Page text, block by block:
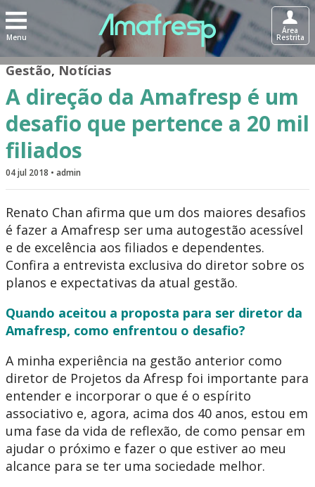
Menu
Área
Restrita
Gestão,Notícias
A direção da Amafresp é um
desafio que pertence a 20 mil
filiados
04 jul 2018 • admin
Renato Chan afirma que um dos maiores desafios
é fazer a Amafresp ser uma autogestão acessível
e de excelência aos filiados e dependentes.
Confira a entrevista exclusiva do diretor sobre os
planos e expectativas da atual gestão.
Quando aceitou a proposta para ser diretor da
Amafresp, como enfrentou o desafio?
A minha experiência na gestão anterior como
diretor de Projetos da Afresp foi importante para
entender e incorporar o que é o espírito
associativo e, agora, acima dos 40 anos, estou em
uma fase da vida de reflexão, de como pensar em
ajudar o próximo e fazer o que estiver ao meu
alcance para se ter uma sociedade melhor.